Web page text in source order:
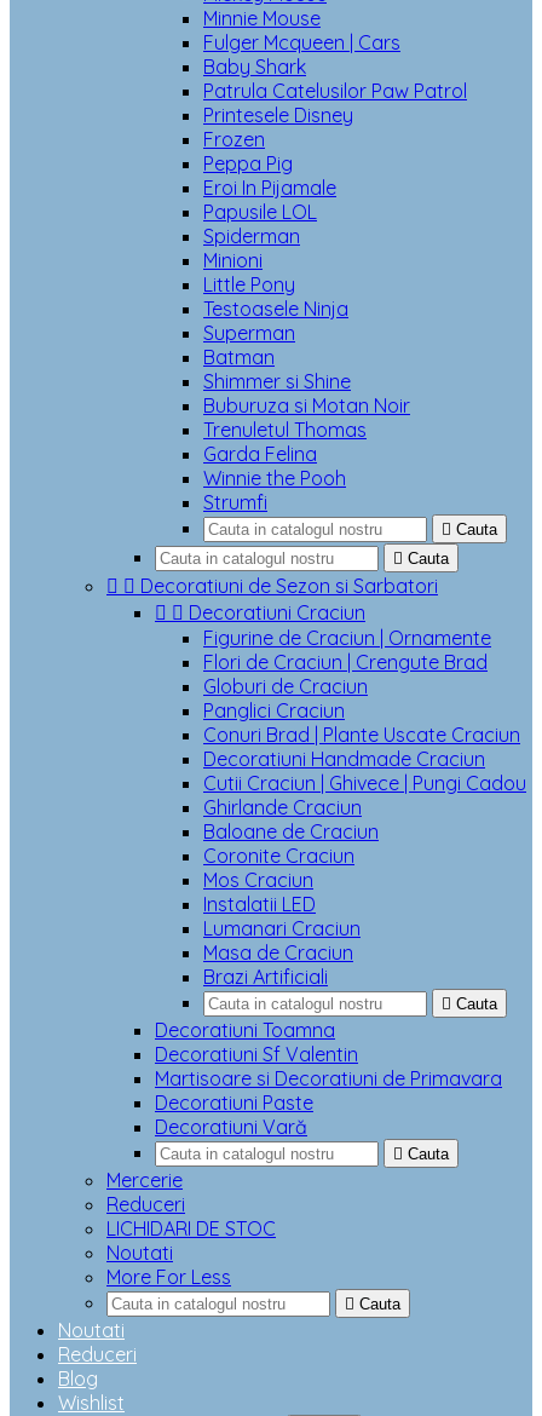
Minnie Mouse
Fulger Mcqueen | Cars
Baby Shark
Patrula Catelusilor Paw Patrol
Printesele Disney
Frozen
Peppa Pig
Eroi In Pijamale
Papusile LOL
Spiderman
Minioni
Little Pony
Testoasele Ninja
Superman
Batman
Shimmer si Shine
Buburuza si Motan Noir
Trenuletul Thomas
Garda Felina
Winnie the Pooh
Strumfi
 Cauta
 Cauta
  Decoratiuni de Sezon si Sarbatori
  Decoratiuni Craciun
Figurine de Craciun | Ornamente
Flori de Craciun | Crengute Brad
Globuri de Craciun
Panglici Craciun
Conuri Brad | Plante Uscate Craciun
Decoratiuni Handmade Craciun
Cutii Craciun | Ghivece | Pungi Cadou
Ghirlande Craciun
Baloane de Craciun
Coronite Craciun
Mos Craciun
Instalatii LED
Lumanari Craciun
Masa de Craciun
Brazi Artificiali
 Cauta
Decoratiuni Toamna
Decoratiuni Sf Valentin
Martisoare si Decoratiuni de Primavara
Decoratiuni Paste
Decoratiuni Vară
 Cauta
Mercerie
Reduceri
LICHIDARI DE STOC
Noutati
More For Less
 Cauta
Noutati
Reduceri
Blog
Wishlist